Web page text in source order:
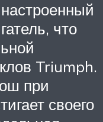
настроенный
что
Triumph.
при
своего